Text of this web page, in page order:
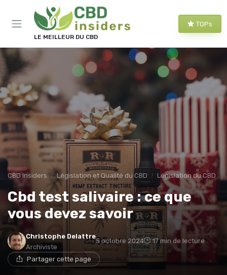
LE MEILLEUR DU CBD
TOPs
CBD Insiders Législation et Qualité du CBD Législation du CBD
Cbd test salivaire : ce que
vous devez savoir
Christophe Delattre
Archiviste
5 octobre 2024 17 min de lecture
Partager cette page
Panneau de gestion des cookies